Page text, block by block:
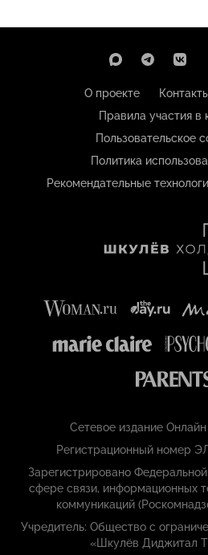
О проекте
Правила участия в
Пользовательское
Политика
Рекомендательные
Сетевое издание
Регистрационный номер
Зарегистрировано
сфере связи, информационных
коммуникаций
Учредитель: Общество с
«Шкулёв Диджитал